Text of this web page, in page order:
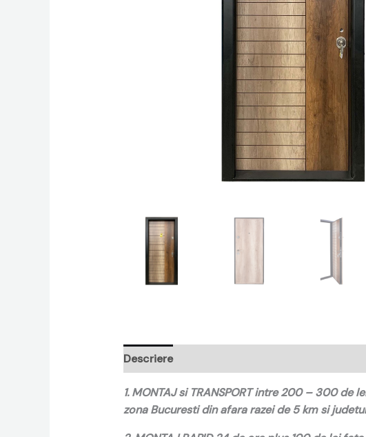
Descriere
1. MONTAJ si TRANSPORT intre 200 – 300 de
zona Bucuresti din afara razei de 5 km si